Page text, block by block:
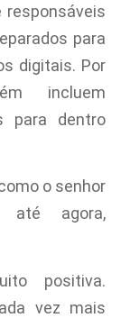
responsáveis
para
digitais. Por
incluem
para dentro
o senhor
até agora,
positiva.
vez mais